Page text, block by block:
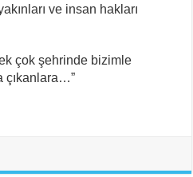
ve insan hakları
çok şehrinde bizimle
çıkanlara…”